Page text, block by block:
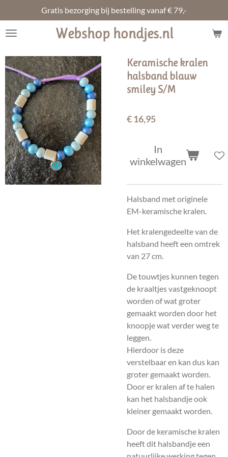
direct
naar
hoofdinhoud
Webshop hondjes.nl
Gratis bezorging bij bestelling vanaf € 79,-
Keramische kralen
halsband blauw
smiley S/M
€ 16,95
In
winkelwagen
Halsband met originele
EM-keramische kralen.
Het kralengedeelte van de
halsband heeft een omtrek
van 27 cm.
De touwtjes kunnen tegen
de kraaltjes vastgeknoopt
worden of wat groter
gemaakt worden door het
knoopje wat verder weg te
leggen.
Hierdoor is deze
verstelbaar en kan dus kan
groter gemaakt worden.
Door er kralen af te halen
kan het halsbandje ook
kleiner gemaakt worden.
Door de keramische kralen
heeft dit halsbandje een